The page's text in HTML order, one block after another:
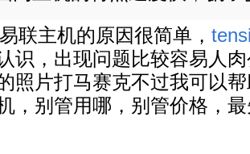
联主机的原因很简单，
识，出现问题比较容易人
照片打马赛克不过我可以
，别管用哪，别管价格，